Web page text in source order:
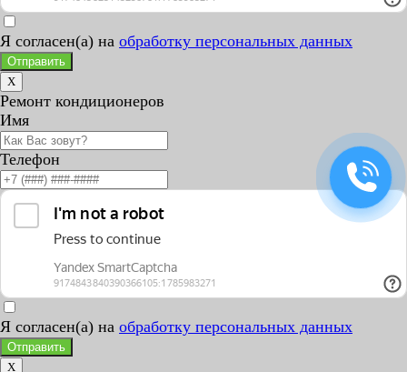
Я согласен(а) на обработку персональных данных
Отправить
X
Ремонт кондиционеров
Имя
Телефон
Я согласен(а) на обработку персональных данных
Отправить
X